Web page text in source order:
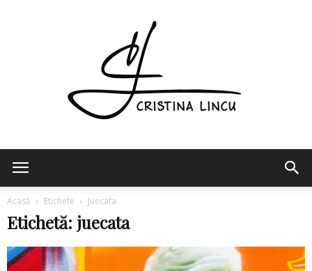
Acasă Etichete Juecata
Etichetă: juecata